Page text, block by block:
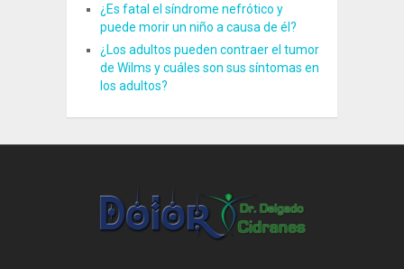
¿Es fatal el síndrome nefrótico y
puede morir un niño a causa de él?
¿Los adultos pueden contraer el tumor
de Wilms y cuáles son sus síntomas en
los adultos?